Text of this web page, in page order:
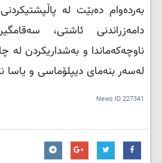
بەردەوام دەبێت لە
دامەزراندنی ئاشتی،
ناوچەکەماندا و بەشداریکردن
لەسەر بنەمای دیپلۆماسی و یاسا
News ID227341